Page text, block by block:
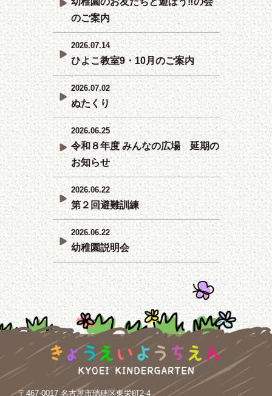
のご案内
2026.07.14
ひよこ教室9・10月のご案内
2026.07.02
ぬたくり
2026.06.25
令和８年度 みんなの広場 延期の
お知らせ
2026.06.22
第２回避難訓練
2026.06.22
幼稚園説明会
〒467-0017 名古屋市瑞穂区東栄町2-4